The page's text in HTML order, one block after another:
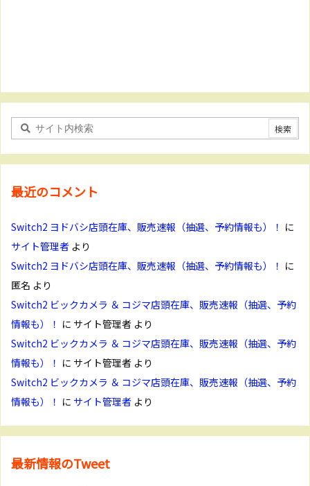
最近のコメント
Switch2 ヨドバシ店頭在庫、販売速報（抽選、予約情報も）！ に
サイト管理者 より
Switch2 ヨドバシ店頭在庫、販売速報（抽選、予約情報も）！ に
匿名 より
Switch2 ビックカメラ ＆ コジマ店頭在庫、販売速報（抽選、予約
情報も）！ に サイト管理者 より
Switch2 ビックカメラ ＆ コジマ店頭在庫、販売速報（抽選、予約
情報も）！ に サイト管理者 より
Switch2 ビックカメラ ＆ コジマ店頭在庫、販売速報（抽選、予約
情報も）！ に サイト管理者 より
最新情報のTweet